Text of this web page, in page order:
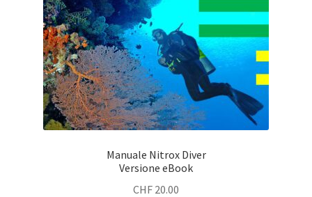
Manuale Nitrox Diver
Versione eBook
CHF 20.00